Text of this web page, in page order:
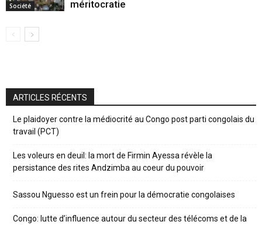
Société
méritocratie
ARTICLES RÉCENTS
Le plaidoyer contre la médiocrité au Congo post parti congolais du
travail (PCT)
Les voleurs en deuil: la mort de Firmin Ayessa révèle la
persistance des rites Andzimba au coeur du pouvoir
Sassou Nguesso est un frein pour la démocratie congolaises
Congo: lutte d’influence autour du secteur des télécoms et de la